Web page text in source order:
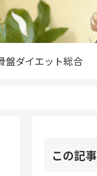
盤ダイエット総合
この記